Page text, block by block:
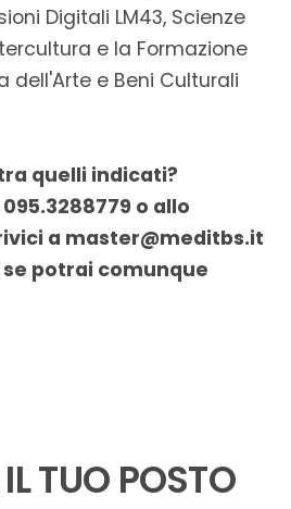
Digitali LM43, Scienze
e la Formazione
dell'Arte e Beni Culturali
quelli indicati?
o allo
a master@meditbs.it
potrai comunque
TUO POSTO